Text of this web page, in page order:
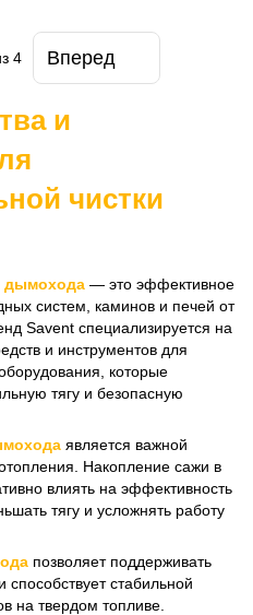
4 Вперед
и
чистки
дымохода — это эффективное
систем, каминов и печей от
Savent специализируется на
и инструментов для
которые
тягу и безопасную
является важной
Накопление сажи в
влиять на эффективность
тягу и усложнять работу
позволяет поддерживать
стабильной
на твердом топливе.